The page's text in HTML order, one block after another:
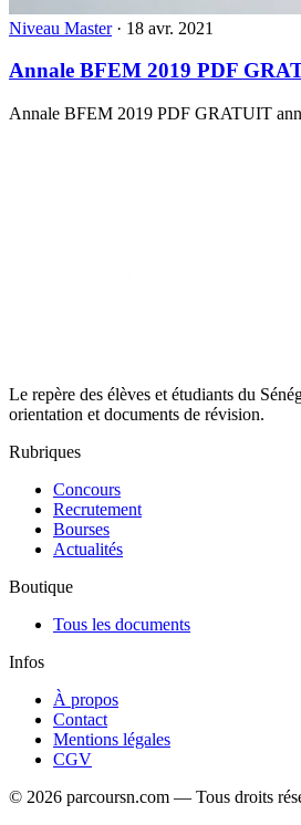
Niveau Master · 18 avr. 2021
Annale BFEM 2019 PDF
Annale BFEM 2019 PDF GRATUIT
Le repère des élèves et étudiants du
orientation et documents de révision.
Rubriques
Concours
Recrutement
Bourses
Actualités
Boutique
Tous les documents
Infos
À propos
Contact
Mentions légales
CGV
© 2026 parcoursn.com — Tous droits